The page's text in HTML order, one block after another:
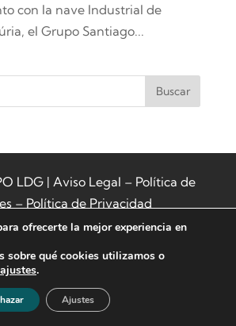
con la nave Industrial de
el Grupo Santiago...
Buscar
LDG | Aviso Legal – Política de
– Política de Privacidad
ofrecerte la mejor experiencia en
sobre qué cookies utilizamos o
ajustes.
Ajustes